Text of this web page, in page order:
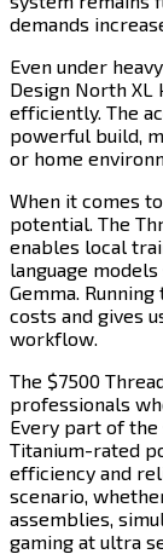
demands increase.​​​​‌
Even under
Design North XL
efficiently. The
powerful build,
or home environments where quiet operation is a priority.​​​​‌
When it comes
potential. The
enables local
language models
Gemma.
costs and gives
workflow.​​​​‌ ‍ ​‍​‍‌‍ ‌ ​‍‌‍‍‌‌‍‌ ‌‍‍‌‌‍ ‍​‍​‍​ ‍‍​‍​‍‌ ​ ‌‍​‌‌‍ ‍‌‍‍‌‌ ‌​‌ ‍‌​‍ ‍‌‍‍‌‌‍ ​‍​‍​‍ ​​‍​‍‌‍‍​‌ ​‍‌‍‌‌‌‍‌‍​‍​‍​ ‍‍​‍​‍​‍ ‌‍​‌‌‍‌​‌‍ ‌‌‍‍‌‌‍ ‍​‍ ‌‍‍‌‌‍ ‍‌ ‌​‌‍‌‌‌‍ ‍‌ ‌​​‍ ‌‍‌‌‌‍‌​‌‍‍‌‌ ‌​​‍ ‌‍ ‌‌‍ ‌‍‌​‌‍‌‌​ ‌‌ ​​‌ ​‍‌‍‌‌‌ ​ ‌‍‌‌‌‍ ‍‌ ‌​‌‍​‌‌ ‌​‌‍‍‌‌‍ ‌‍ ‍​ ‍ ‌‍‍‌‌‍‌​​ ‌​ ‌ ​ ​ ‌‍‌‌​ ​ ​ ‌​‌‍‌‌​ ‌‍​ ‌‍​‍ ‌​ ‌‌​ ‌‌​ ‌ ​ ​​​‍ ‌​ ‌​​ ‌‍‌‍​ ‌‍​‍​‍ ‌‌‍​‍‌‍‌‍​ ‍​​ ‌ ​‍ ‌​ ​‍‌‍​ ​ ‌‌​ ‌​​ ‍‌​ ‌‌‌‍‌​​ ​ ​ ‌ ​ ‍​​ ‌‍​ ‌​​ ‍ ‌ ‌​‌ ‍‌‌ ​​‌‍‌‌​ ‌‌‍​‍‌ ‌‌‌‍‍‌‌‍ ​‌‍‌​​ ‍ ‌ ​​‌‍​‌‌ ‌​‌‍‍​​ ‌‌‍‍‌​ ​‌​ ‍​‌‍ ‍‌‌ ‌‍ ​‌‍ ‌‍ ‍‌‍‌ ‌‌ ‌‍‌​‌‍‌‌‌ ​ ‌‍​ ​‍‌‌​ ‌‌‌​​‍‌‌ ‌‍‍ ‌‍‌‌‌ ‍‌​‍‌‌​ ​ ‌​‌​​‍‌‌​ ​ ‌​‌​​‍‌‌​ ​‍​ ​‍‌‍‌‌‌‍ ‍​‍‌‌​ ​‍​ ​‍​‍‌‌​ ‌‌‌​‌​​‍ ‍‌ ‌‍‌‍​‌‌‍ ​‌ ‌‌‌‍‌‌​‍‌‌​ ‌‌‌​​‍‌‌ ‌‍‍ ‌‍‌‌‌ ‍‌​‍‌‌​ ​ ‌​‌​​‍‌‌​ ​ ‌​‌​​‍‌‌​ ​‍​ ​‍​ ‍​​ ​ ‌‍‌‍​ ‌​‌‍​‍​ ​ ‌‍‌‍​ ‍‌​ ​​‌‍​ ​ ‍​​ ‌ ​‍‌‌​ ​‍​ ​‍​‍‌‌​ ‌‌‌​‌​​‍ ‍‌‍​ ‌‍‍​‌‍‍‌‌‍ ​‌‍‌​‌ ​‍‌‍‌‌‌‍ ‍​‍‌‌​ ‌‌‌​​‍‌‌ ‌‍‍ ‌‍‌‌‌ ‍‌​‍‌‌​ ​ ‌​‌​​‍‌‌​ ​ ‌​‌​​‍‌‌​ ​‍​ ​‍​ ‍​‌‍​‍​ ‌​​ ​​​ ‌‍​ ‍‌‌‍​‍​ ‌‌​ ‌‍​ ‌ ‌‍​ ‌‍‌‍​‍‌‌​ ​‍​ ​‍​‍‌‌​ ‌‌‌​‌​​‍ ‍‌ ‌​‌‍‌‌‌ ‍​‌ ‌​​ ‌‍​‍‌‍​‌‌ ​ ‌‍‌‌‌‌‌‌‌ ​‍‌‍ ​​ ‌​‍‌‌​ ​‍‌​‌‍‌‍​‌‌‍‌​‌‍ ‌‌‍‍‌‌‍ ‍​‍‌‍‌‍‍‌‌‍‌​​ ‌​ ‌ ​ ​ ‌‍‌‌​ ​ ​ ‌​‌‍‌‌​ ‌‍​ ‌‍​‍ ‌​ ‌‌​ ‌‌​ ‌ ​ ​​​‍ ‌​ ‌​​ ‌‍‌‍​ ‌‍​‍​‍ ‌‌‍​‍‌‍‌‍​ ‍​​ ‌ ​‍ ‌​ ​‍‌‍​ ​ ‌‌​ ‌​​ ‍‌​ ‌‌‌‍‌​​ ​ ​ ‌ ​ ‍​​ ‌‍​ ‌​​‍‌‍‌ ‌​‌ ‍‌‌ ​​‌‍‌‌​ ‌‌‍​‍‌ ‌‌‌‍‍‌‌‍ ​‌‍‌​​‍‌‍‌ ​​‌‍​‌‌ ‌​‌‍‍​​ ‌‌‍‍‌​ ​‌​ ‍​‌‍ ‍‌‌ ‌‍ ​‌‍ ‌‍ ‍‌‍‌ ‌‌ ‌‍‌​‌‍‌‌‌ ​ ‌‍​ ​‍‌‌​ ‌‌‌​​‍‌‌ ‌‍‍ ‌‍‌‌‌ ‍‌​‍‌‌​ ​ ‌​‌​​‍‌‌​ ​ ‌​‌​​‍‌‌​ ​‍​ ​‍‌‍‌‌‌‍ ‍​‍‌‌​ ​‍​ ​‍​‍‌‌​ ‌‌‌​‌​​‍ ‍‌ ‌‍‌‍​‌‌‍ ​‌ ‌‌‌‍‌‌​‍‌‌​ ‌‌‌​​‍‌‌ ‌‍‍ ‌‍‌‌‌ ‍‌​‍‌‌​ ​ ‌​‌​​‍‌‌​ ​ ‌​‌​​‍‌‌​ ​‍​ ​‍​ ‍​​ ​ ‌‍‌‍​ ‌​‌‍​‍​ ​ ‌‍‌‍​ ‍‌​ ​​‌‍​ ​ ‍​​ ‌ ​‍‌‌​ ​‍​ ​‍​‍‌‌​ ‌‌‌​‌​​‍ ‍‌‍​ ‌‍‍​‌‍‍‌‌‍ ​‌‍‌​‌ ​‍‌‍‌‌‌‍ ‍​‍‌‌​ ‌‌‌​​‍‌‌ ‌‍‍ ‌‍‌‌‌ ‍‌​‍‌‌​ ​ ‌​‌​​‍‌‌​ ​ ‌​‌​​‍‌‌​ ​‍​ ​‍​ ‍​‌‍​‍​ ‌​​ ​​​ ‌‍​ ‍‌‌‍​‍​ ‌‌​ ‌‍​ ‌ ‌‍​ ‌‍‌‍​‍‌‌​ ​‍​ ​‍​‍‌‌​ ‌‌‌​‌​​‍ ‍‌ ‌​‌‍‌‌‌ ‍​‌ ‌​​‍‌‍‌ ​​‌‍‌‌‌ ​‍‌ ​ ‌ ​​‌‍‌‌‌‍​ ‌ ‌​‌‍‍‌‌ ‌‍‌‍‌‌​ ‌‌ ​​‌ ‌‌‌‍​‍‌‍ ​‌‍‍‌‌ ​ ‌‍‍​‌‍‌‌‌‍‌​​‍​‍‌ ‌
The $7500
professionals
Every part of the
Titanium-rated
efficiency and
scenario,
assemblies,
gaming at ultra settings.​​​​‌